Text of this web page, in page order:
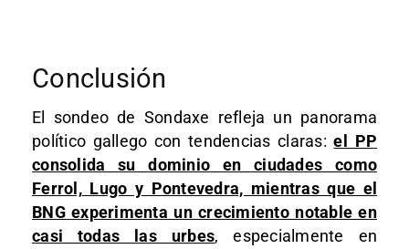
Conclusión
El sondeo de Sondaxe refleja un panorama
político gallego con tendencias claras:el PP
consolida su dominio en ciudades como
Ferrol, Lugo y Pontevedra, mientras que el
BNG experimenta un crecimiento notable en
casi todas las urbes, especialmente en